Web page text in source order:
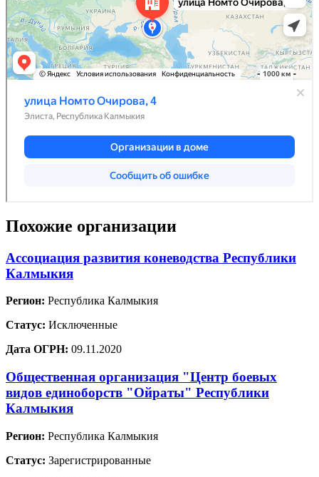
Похожие организации
Ассоциация развития коневодства Республики
Калмыкия
Регион: Республика Калмыкия
Статус: Исключенные
Дата ОГРН: 09.11.2020
Общественная организация "Центр боевых
видов единоборств "Ойраты" Республики
Калмыкия
Регион: Республика Калмыкия
Статус: Зарегистрированные